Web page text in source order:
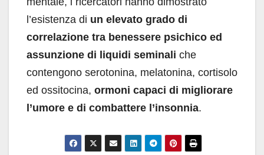
l’esistenza di un elevato grado di
correlazione tra benessere psichico ed
assunzione di liquidi seminali che
contengono serotonina, melatonina, cortisolo
ed ossitocina, ormoni capaci di migliorare
l’umore e di combattere l’insonnia.